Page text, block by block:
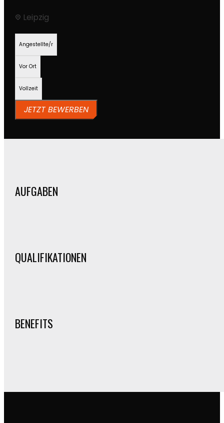
Leipzig
Angestellte/r
Vor Ort
Vollzeit
JETZT BEWERBEN
AUFGABEN
QUALIFIKATIONEN
BENEFITS